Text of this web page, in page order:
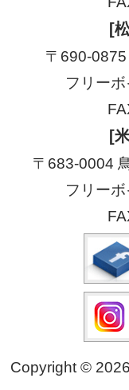
[
〒690-
フリーボ
[
〒683-0004
フリーボ
Copyright ©